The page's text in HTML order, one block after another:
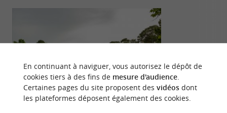
Familiale
En continuant à naviguer, vous autorisez le dépôt de
cookies tiers à des fins de mesure d'audience.
Certaines pages du site proposent des vidéosdont
les plateformes déposent également des cookies.